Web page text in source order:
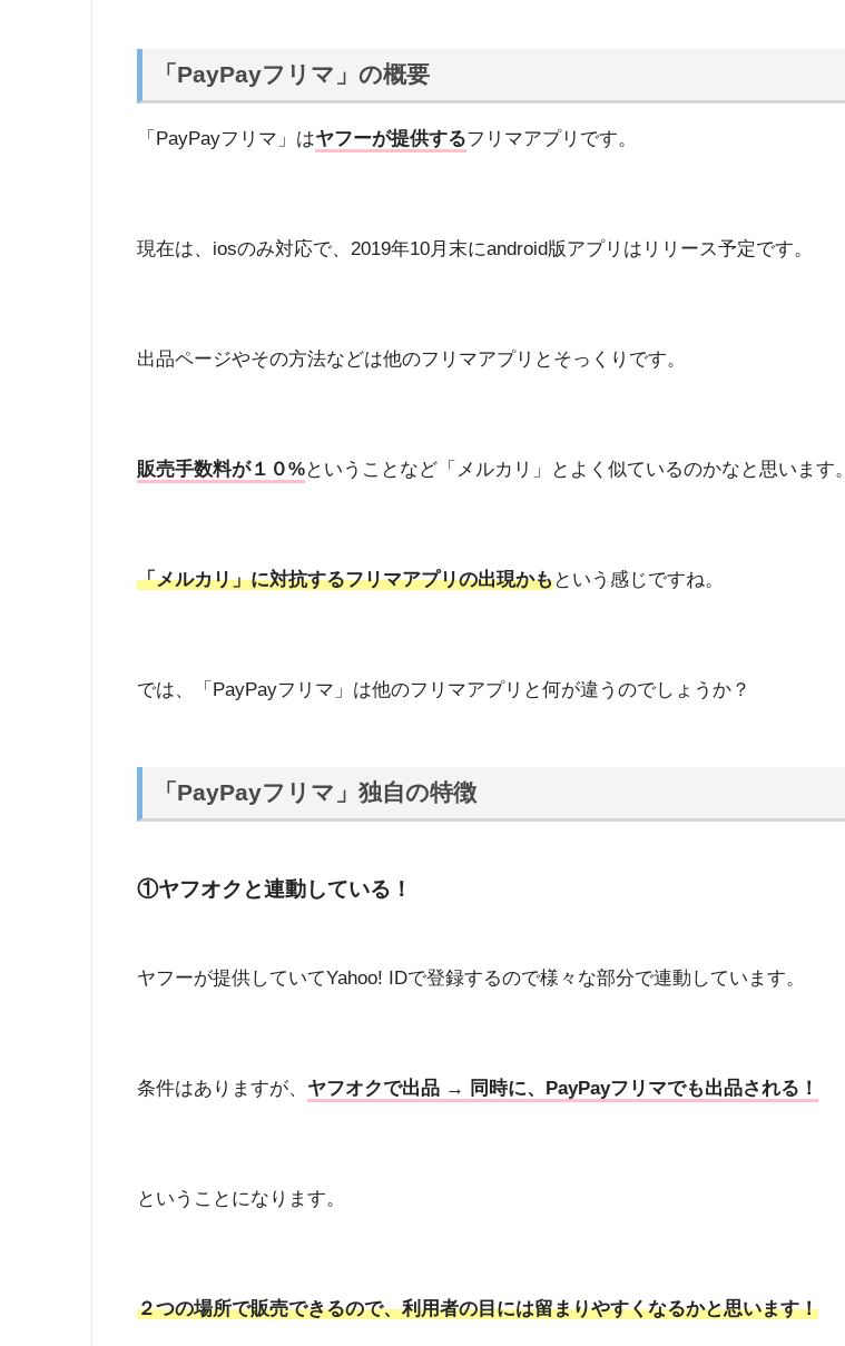
「PayPayフリマ」の概要
「PayPayフリマ」はヤフーが提供するフリマアプリです。
現在は、iosのみ対応で、2019年10月末にandroid版アプリはリリース予定です。
出品ページやその方法などは他のフリマアプリとそっくりです。
販売手数料が１０%ということなど「メルカリ」とよく似ているのかなと思います。
「メルカリ」に対抗するフリマアプリの出現かもという感じですね。
では、「PayPayフリマ」は他のフリマアプリと何が違うのでしょうか？
「PayPayフリマ」独自の特徴
①ヤフオクと連動している！
ヤフーが提供していてYahoo! IDで登録するので様々な部分で連動しています。
条件はありますが、 ヤフオクで出品 → 同時に、PayPayフリマでも出品される！
ということになります。
２つの場所で販売できるので、利用者の目には留まりやすくなるかと思います！